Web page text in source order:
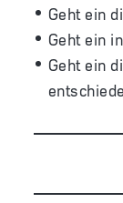
Geht ein
Geht ein
Geht ein